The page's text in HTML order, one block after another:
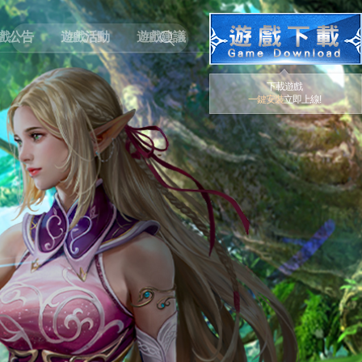
公告 遊戲活動 遊戲建議
下載遊戲
一鍵安裝立即上線!